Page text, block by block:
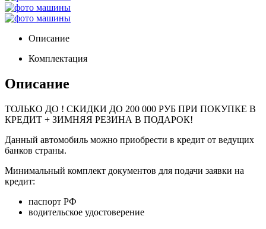
Описание
Комплектация
Описание
ТОЛЬКО ДО ! СКИДКИ ДО 200 000 РУБ ПРИ ПОКУПКЕ В
КРЕДИТ + ЗИМНЯЯ РЕЗИНА В ПОДАРОК!
Данный автомобиль можно приобрести в кредит от ведущих
банков страны.
Минимальный комплект документов для подачи заявки на
кредит:
паспорт РФ
водительское удостоверение